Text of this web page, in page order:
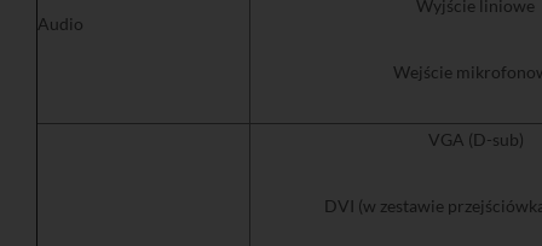
Audio
Wyjście liniowe
Wejście
VGA (D-sub)
DVI (w zestawie